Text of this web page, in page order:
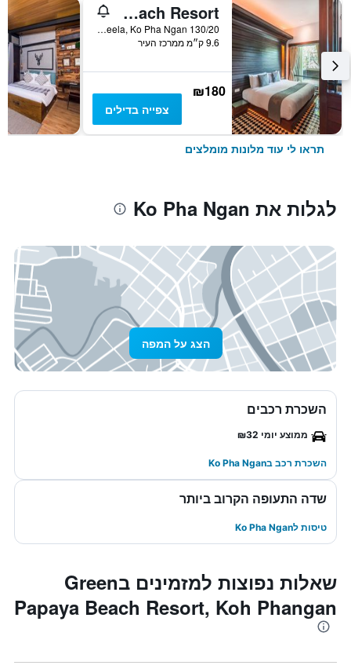
Cocohut Beach Resort
130/20 Had Rin Nai, Sun Set, Leela, Ko Pha Ngan, תאילנד
9.6 ק״מ ממרכז העיר
₪180
צפייה בדילים
תראו לי עוד מלונות מומלצים
לגלות את Ko Pha Ngan
הצג על המפה
השכרת רכבים
ממוצע יומי ₪32
השכרת רכב בKo Pha Ngan
שדה התעופה הקרוב ביותר
טיסות לKo Pha Ngan
שאלות נפוצות למזמינים בGreen
Papaya Beach Resort, Koh Phangan